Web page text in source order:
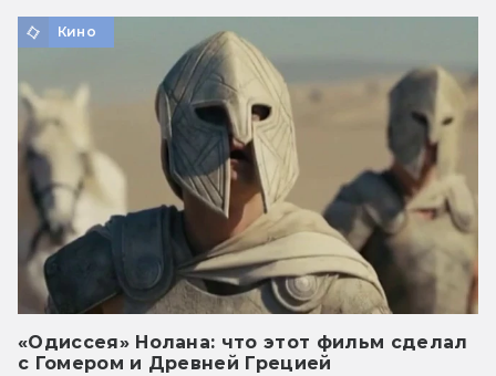
Кино
«Одиссея» Нолана: что этот фильм сделал
с Гомером и Древней Грецией